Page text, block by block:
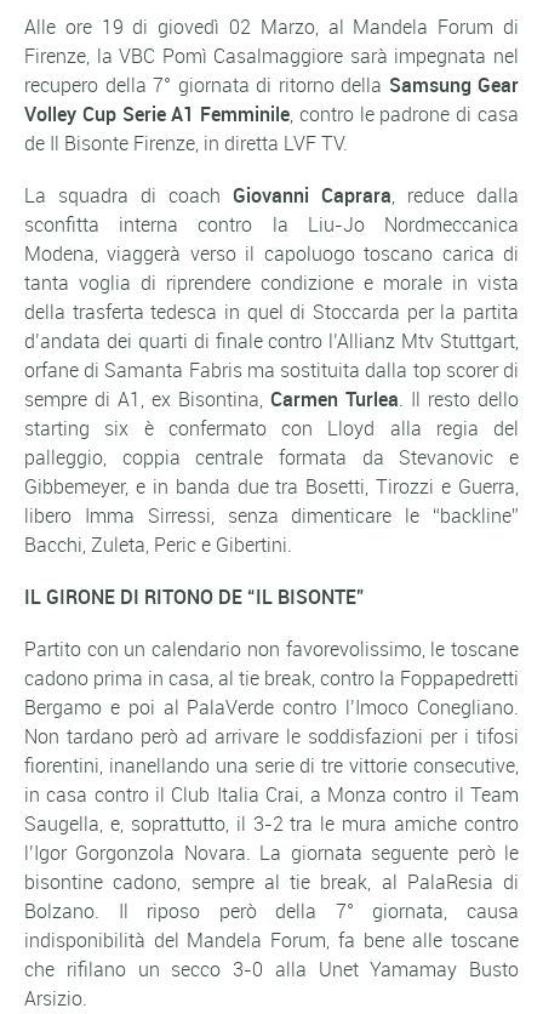
Alle ore 19 di giovedì 02 Marzo, al Mandela Forum di
Firenze, la VBC Pomì Casalmaggiore sarà impegnata nel
recupero della 7° giornata di ritorno della Samsung Gear
Volley Cup Serie A1 Femminile, contro le padrone di casa
de Il Bisonte Firenze, in diretta LVF TV.
La squadra di coach Giovanni Caprara, reduce dalla
sconfitta interna contro la Liu-Jo Nordmeccanica
Modena, viaggerà verso il capoluogo toscano carica di
tanta voglia di riprendere condizione e morale in vista
della trasferta tedesca in quel di Stoccarda per la partita
d’andata dei quarti di finale contro l’Allianz Mtv Stuttgart,
orfane di Samanta Fabris ma sostituita dalla top scorer di
sempre di A1, ex Bisontina, Carmen Turlea. Il resto dello
starting six è confermato con Lloyd alla regia del
palleggio, coppia centrale formata da Stevanovic e
Gibbemeyer, e in banda due tra Bosetti, Tirozzi e Guerra,
libero Imma Sirressi, senza dimenticare le “backline”
Bacchi, Zuleta, Peric e Gibertini.
IL GIRONE DI RITONO DE “IL BISONTE”
Partito con un calendario non favorevolissimo, le toscane
cadono prima in casa, al tie break, contro la Foppapedretti
Bergamo e poi al PalaVerde contro l’Imoco Conegliano.
Non tardano però ad arrivare le soddisfazioni per i tifosi
fiorentini, inanellando una serie di tre vittorie consecutive,
in casa contro il Club Italia Crai, a Monza contro il Team
Saugella, e, soprattutto, il 3-2 tra le mura amiche contro
l’Igor Gorgonzola Novara. La giornata seguente però le
bisontine cadono, sempre al tie break, al PalaResia di
Bolzano. Il riposo però della 7° giornata, causa
indisponibilità del Mandela Forum, fa bene alle toscane
che rifilano un secco 3-0 alla Unet Yamamay Busto
Arsizio.